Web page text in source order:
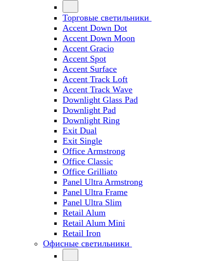
Торговые светильники
Accent Down Dot
Accent Down Moon
Accent Gracio
Accent Spot
Accent Surface
Accent Track Loft
Accent Track Wave
Downlight Glass Pad
Downlight Pad
Downlight Ring
Exit Dual
Exit Single
Office Armstrong
Office Classic
Office Grilliato
Panel Ultra Armstrong
Panel Ultra Frame
Panel Ultra Slim
Retail Alum
Retail Alum Mini
Retail Iron
Офисные светильники